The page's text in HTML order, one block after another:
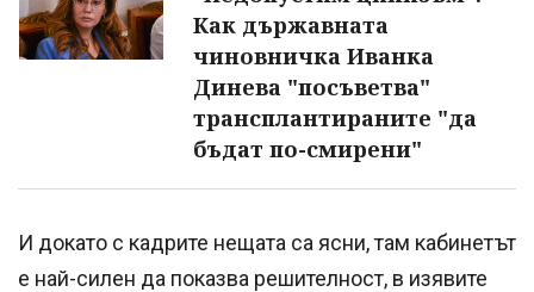
Как държавната
чиновничка Иванка
Динева "посъветва"
трансплантираните "да
бъдат по-смирени"
И докато с кадрите нещата са ясни, там кабинетът
е най-силен да показва решителност, в изявите